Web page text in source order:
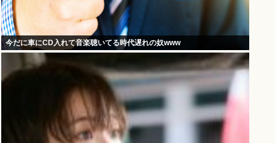
今だに車にCD入れて音楽聴いてる時代遅れの奴www